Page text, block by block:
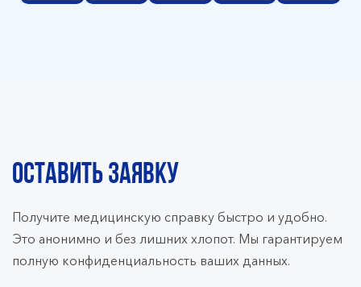
ОСТАВИТЬ ЗАЯВКУ
Получите медицинскую справку быстро и удобно.
Это анонимно и без лишних хлопот. Мы гарантируем
полную конфиденциальность ваших данных.